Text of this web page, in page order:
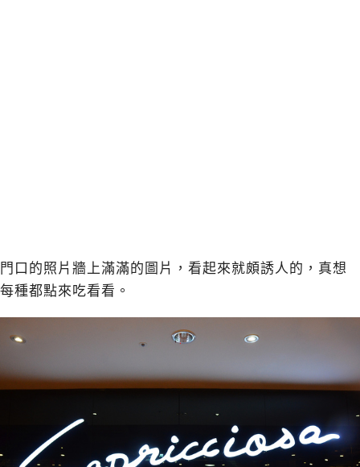
門口的照片牆上滿滿的圖片，看起來就頗誘人的，真想
每種都點來吃看看。